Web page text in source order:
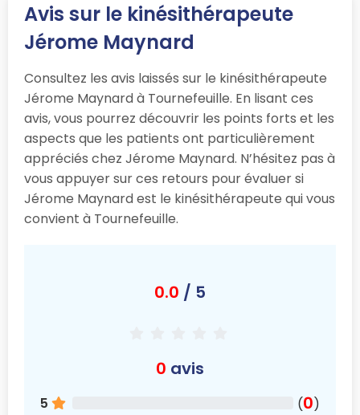
Avis sur le kinésithérapeute
Jérome Maynard
Consultez les avis laissés sur le kinésithérapeute
Jérome Maynard à Tournefeuille. En lisant ces
avis, vous pourrez découvrir les points forts et les
aspects que les patients ont particulièrement
appréciés chez Jérome Maynard. N’hésitez pas à
vous appuyer sur ces retours pour évaluer si
Jérome Maynard est le kinésithérapeute qui vous
convient à Tournefeuille.
0.0 / 5
0 avis
5 (0)